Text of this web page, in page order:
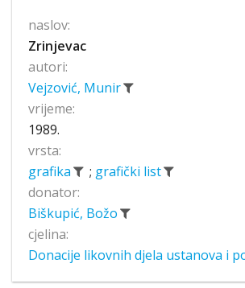
naslov:
Zrinjevac
autori:
Vejzović, Munir
vrijeme:
1989.
vrsta:
grafika
; grafički list
donator:
Biškupić, Božo
cjelina:
Donacije likovnih djela ustanova i